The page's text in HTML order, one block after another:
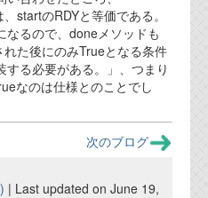
startのRDYと等価である。
るので、doneメソッドも
た後にのみTrueとなる条件
る必要がある。」、つまり
なのは仕様とのことでし
次のブログ
| Last updated on June 19,